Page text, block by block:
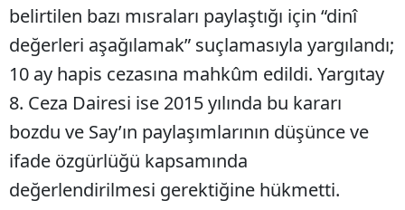
belirtilen bazı mısraları paylaştığı için “dinî
değerleri aşağılamak” suçlamasıyla yargılandı;
10 ay hapis cezasına mahkûm edildi. Yargıtay
8. Ceza Dairesi ise 2015 yılında bu kararı
bozdu ve Say’ın paylaşımlarının düşünce ve
ifade özgürlüğü kapsamında
değerlendirilmesi gerektiğine hükmetti.